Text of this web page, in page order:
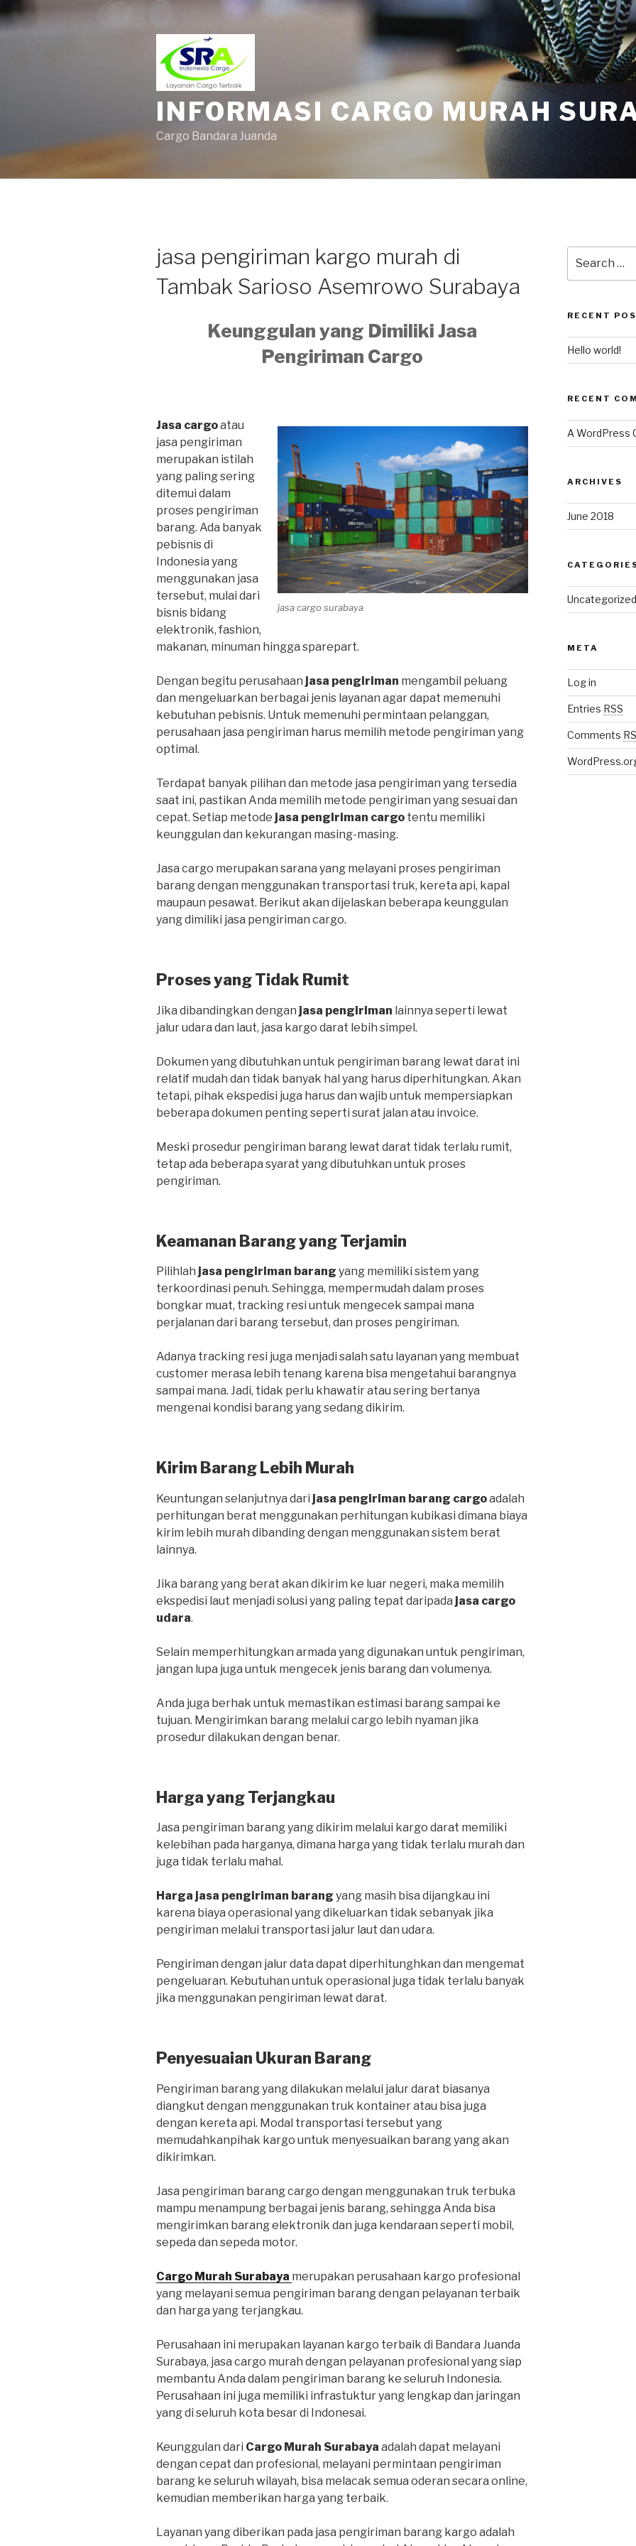
INFORMASI CARGO MURAH
Cargo Bandara Juanda
jasa pengiriman kargo murah di
Tambak Sarioso Asemrowo Surabaya
Keunggulan yang Dimiliki Jasa
Pengiriman Cargo
jasa cargo surabaya
Jasa cargoatau
jasa pengiriman
merupakan istilah
yang paling sering
ditemui dalam
proses pengiriman
barang. Ada banyak
pebisnis di
Indonesia yang
menggunakan jasa
tersebut, mulai dari
bisnis bidang
elektronik, fashion,
makanan, minuman hingga sparepart.
Dengan begitu perusahaan jasa pengiriman mengambil peluang
dan mengeluarkan berbagai jenis layanan agar dapat memenuhi
kebutuhan pebisnis. Untuk memenuhi permintaan pelanggan,
perusahaan jasa pengiriman harus memilih metode pengiriman yang
optimal.
Terdapat banyak pilihan dan metode jasa pengiriman yang tersedia
saat ini, pastikan Anda memilih metode pengiriman yang sesuai dan
cepat. Setiap metode jasa pengiriman cargo tentu memiliki
keunggulan dan kekurangan masing-masing.
Jasa cargo merupakan sarana yang melayani proses pengiriman
barang dengan menggunakan transportasi truk, kereta api, kapal
maupaun pesawat. Berikut akan dijelaskan beberapa keunggulan
yang dimiliki jasa pengiriman cargo.
Proses yang Tidak Rumit
Jika dibandingkan dengan jasa pengiriman lainnya seperti lewat
jalur udara dan laut, jasa kargo darat lebih simpel.
Dokumen yang dibutuhkan untuk pengiriman barang lewat darat ini
relatif mudah dan tidak banyak hal yang harus diperhitungkan. Akan
tetapi, pihak ekspedisi juga harus dan wajib untuk mempersiapkan
beberapa dokumen penting seperti surat jalan atau invoice.
Meski prosedur pengiriman barang lewat darat tidak terlalu rumit,
tetap ada beberapa syarat yang dibutuhkan untuk proses
pengiriman.
Keamanan Barang yang Terjamin
Pilihlah jasa pengiriman barang yang memiliki sistem yang
terkoordinasi penuh. Sehingga, mempermudah dalam proses
bongkar muat, tracking resi untuk mengecek sampai mana
perjalanan dari barang tersebut, dan proses pengiriman.
Adanya tracking resi juga menjadi salah satu layanan yang membuat
customer merasa lebih tenang karena bisa mengetahui barangnya
sampai mana. Jadi, tidak perlu khawatir atau sering bertanya
mengenai kondisi barang yang sedang dikirim.
Kirim Barang Lebih Murah
Keuntungan selanjutnya dari jasa pengiriman barang cargoadalah
perhitungan berat menggunakan perhitungan kubikasi dimana biaya
kirim lebih murah dibanding dengan menggunakan sistem berat
lainnya.
Jika barang yang berat akan dikirim ke luar negeri, maka memilih
ekspedisi laut menjadi solusi yang paling tepat daripada jasa cargo
udara.
Selain memperhitungkan armada yang digunakan untuk pengiriman,
jangan lupa juga untuk mengecek jenis barang dan volumenya.
Anda juga berhak untuk memastikan estimasi barang sampai ke
tujuan. Mengirimkan barang melalui cargo lebih nyaman jika
prosedur dilakukan dengan benar.
Harga yang Terjangkau
Jasa pengiriman barang yang dikirim melalui kargo darat memiliki
kelebihan pada harganya, dimana harga yang tidak terlalu murah dan
juga tidak terlalu mahal.
Harga jasa pengiriman barang yang masih bisa dijangkau ini
karena biaya operasional yang dikeluarkan tidak sebanyak jika
pengiriman melalui transportasi jalur laut dan udara.
Pengiriman dengan jalur data dapat diperhitunghkan dan mengemat
pengeluaran. Kebutuhan untuk operasional juga tidak terlalu banyak
jika menggunakan pengiriman lewat darat.
Penyesuaian Ukuran Barang
Pengiriman barang yang dilakukan melalui jalur darat biasanya
diangkut dengan menggunakan truk kontainer atau bisa juga
dengan kereta api. Modal transportasi tersebut yang
memudahkanpihak kargo untuk menyesuaikan barang yang akan
dikirimkan.
Jasa pengiriman barang cargo dengan menggunakan truk terbuka
mampu menampung berbagai jenis barang, sehingga Anda bisa
mengirimkan barang elektronik dan juga kendaraan seperti mobil,
sepeda dan sepeda motor.
Cargo Murah Surabaya merupakan perusahaan kargo profesional
yang melayani semua pengiriman barang dengan pelayanan terbaik
dan harga yang terjangkau.
Perusahaan ini merupakan layanan kargo terbaik di Bandara Juanda
Surabaya, jasa cargo murah dengan pelayanan profesional yang siap
membantu Anda dalam pengiriman barang ke seluruh Indonesia.
Perusahaan ini juga memiliki infrastuktur yang lengkap dan jaringan
yang di seluruh kota besar di Indonesai.
Keunggulan dari Cargo Murah Surabaya adalah dapat melayani
dengan cepat dan profesional, melayani permintaan pengiriman
barang ke seluruh wilayah, bisa melacak semua oderan secara online,
kemudian memberikan harga yang terbaik.
Layanan yang diberikan pada jasa pengiriman barang kargo adalah
RECENT
Hello world!
RECENT
A WordPress
ARCHIVES
June 2018
Uncategorized
META
Log in
Entries RSS
Comments